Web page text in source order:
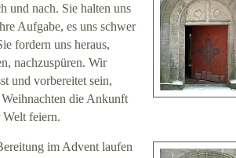
und nach. Sie halten uns
Aufgabe, es uns schwer
fordern uns heraus,
nachzuspüren. Wir
und vorbereitet sein,
die Ankunft
feiern.
im Advent laufen